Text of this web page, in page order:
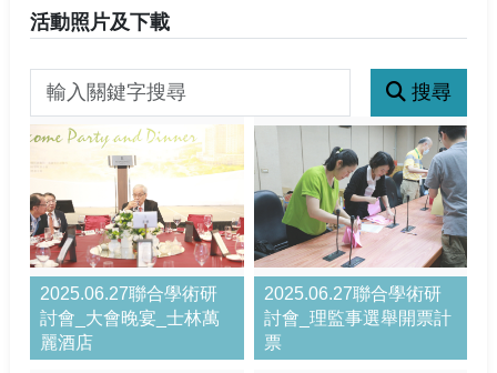
活動照片及下載
關鍵字搜尋
搜尋
2025.06.27聯合學術研
討會_大會晚宴_士林萬
麗酒店
2025.06.27聯合學術研
討會_理監事選舉開票計
票